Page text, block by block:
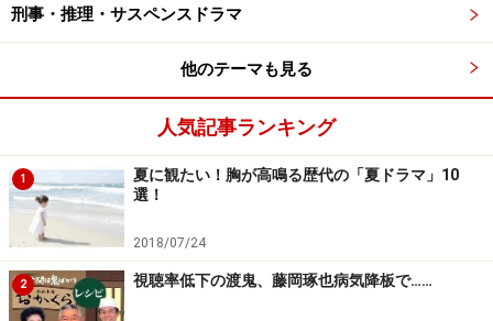
1
刑事・推理・サスペンスドラマ
他のテーマも見る
人気記事ランキング
1
夏に観たい！胸が高鳴る歴代の「夏ドラマ」10
選！
2018/07/24
2 視聴率低下の渡鬼、藤岡琢也病気降板で……